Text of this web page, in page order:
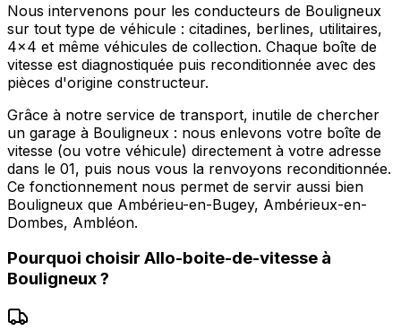
Nous intervenons pour les conducteurs de Bouligneux
sur tout type de véhicule : citadines, berlines, utilitaires,
4x4 et même véhicules de collection. Chaque boîte de
vitesse est diagnostiquée puis reconditionnée avec des
pièces d'origine constructeur.
Grâce à notre service de transport, inutile de chercher
un garage à Bouligneux : nous enlevons votre boîte de
vitesse (ou votre véhicule) directement à votre adresse
dans le 01, puis nous vous la renvoyons reconditionnée.
Ce fonctionnement nous permet de servir aussi bien
Bouligneux que Ambérieu-en-Bugey, Ambérieux-en-
Dombes, Ambléon.
Pourquoi choisir Allo-boite-de-vitesse à
Bouligneux?